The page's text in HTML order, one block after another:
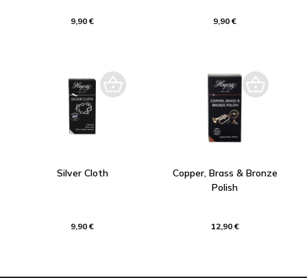
9,90 € 9,90 €
Silver Cloth
9,90 €
Copper, Brass & Bronze
Polish
12,90 €